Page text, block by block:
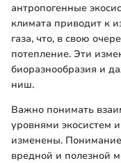
антропогенные
климата приводит к
газа, что, в свою
потепление. Эти
биоразнообразия и
ниш.
Важно понимать
уровнями экосистем
изменены.
вредной и полезной